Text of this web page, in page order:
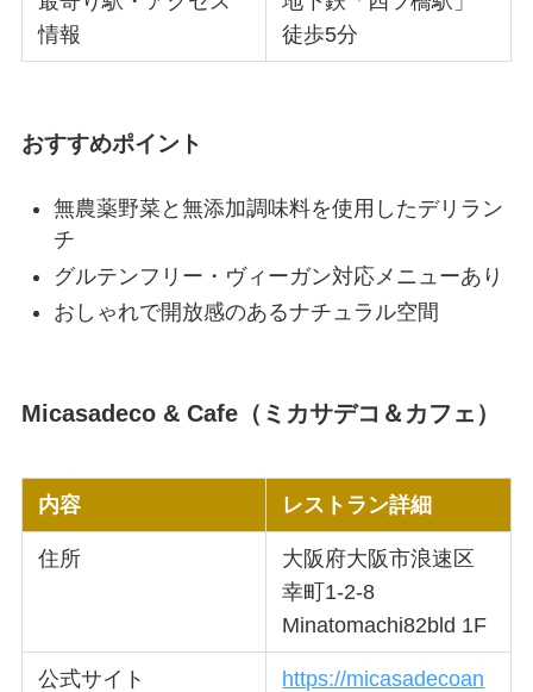
情報
徒歩5分
おすすめポイント
無農薬野菜と無添加調味料を使用したデリラン
チ
グルテンフリー・ヴィーガン対応メニューあり
おしゃれで開放感のあるナチュラル空間
Micasadeco & Cafe（ミカサデコ＆カフェ）
内容 レストラン詳細
住所
大阪府大阪市浪速区
幸町1-2-8
Minatomachi82bld 1F
公式サイト
https://micasadecoan